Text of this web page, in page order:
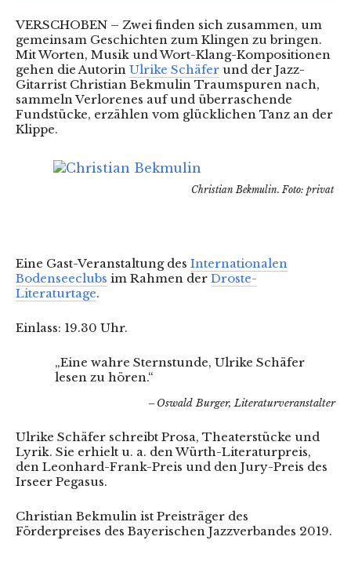
VERSCHOBEN – Zwei finden sich zusammen, um
gemeinsam Geschichten zum Klingen zu bringen.
Mit Worten, Musik und Wort-Klang-Kompositionen
gehen die Autorin Ulrike Schäfer und der Jazz-
Gitarrist Christian Bekmulin Traumspuren nach,
sammeln Verlorenes auf und überraschende
Fundstücke, erzählen vom glücklichen Tanz an der
Klippe.
Christian Bekmulin. Foto: privat
Eine Gast-Veranstaltung des Internationalen
Bodenseeclubs im Rahmen der Droste-
Literaturtage.
Einlass: 19.30 Uhr.
„Eine wahre Sternstunde, Ulrike Schäfer
lesen zu hören.“
Oswald Burger, Literaturveranstalter
Ulrike Schäfer schreibt Prosa, Theaterstücke und
Lyrik. Sie erhielt u. a. den Würth-Literaturpreis,
den Leonhard-Frank-Preis und den Jury-Preis des
Irseer Pegasus.
Christian Bekmulin ist Preisträger des
Förderpreises des Bayerischen Jazzverbandes 2019.